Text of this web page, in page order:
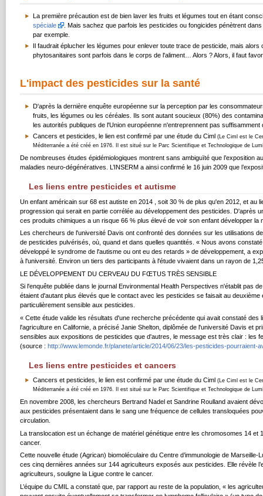
La première précaution est de bien laver les fruits et légumes tout en étant
spéciale
. Mais sachez que parfois les pesticides ou fongicides pénètrent
par exemple.
Il faudrait éplucher les légumes pour enlever toute trace de pesticide, mais
phytosanitaires sont parfois dans le corps de l'aliment… Alors ? Alors, il faut
L'impact des pesticides sur la santé
D'après la dernière enquête européenne sur la perception par les
fruits, les légumes ou les céréales. Ils sont autant soucieux (80%) des
les autorités publiques de l'Union européenne n'entreprennent pas
Cancers et pesticides, le lien est confirmé par une étude du Ciml (Le Ciml est le
Méditerranée a été créé en 1976. Il est situé sur le Parc Scientifique et Technologique de
De nombreuses études épidémiologiques montrent sans ambiguïté que
maladies neuro-dégénératives. L’INSERM a ainsi confirmé le 16 juin 2009 que
Les liens entre pesticides et autisme
Un enfant américain sur 68 est autiste en 2014 , soit 30 % de plus qu'en 2012, et
progression qui serait en partie corrélée au développement des pesticides. D'après
ces produits chimiques a un risque 66 % plus élevé de voir son enfant développer la
Les chercheurs de l'université Davis ont confronté des données sur les utilisations
de pesticides pulvérisés, où, quand et dans quelles quantités. « Nous avons
développé le syndrome de l'autisme ou ont eu des retards » de développement, a
à l'université. Environ un tiers des participants à l'étude vivaient dans un rayon de
LE DÉVELOPPEMENT DU CERVEAU DU FŒTUS TRÈS SENSIBLE
Si l'enquête publiée dans le journal Environmental Health Perspectives n'établit pas
étaient d'autant plus élevés que le contact avec les pesticides se faisait au
particulièrement sensible aux pesticides.
« Cette étude valide les résultats d'une recherche précédente qui avait constaté
l'agriculture en Californie, a précisé Janie Shelton, diplômée de l'université Davis et
sensibles aux expositions de pesticides que d'autres, le message est très clair : les
(source : http://www.lemonde.fr/planete/article/2014/06/23/les-pesticides-
Les liens entre pesticides et cancers
Cancers et pesticides, le lien est confirmé par une étude du Ciml (Le Ciml est le
Méditerranée a été créé en 1976. Il est situé sur le Parc Scientifique et Technologique de
En novembre 2008, les chercheurs Bertrand Nadel et Sandrine Roulland avaient
aux pesticides présentaient dans le sang une fréquence de cellules transloquées
circulation.
La translocation est un échange de matériel génétique entre les chromosomes 14
cancer.
Cette nouvelle étude (Agrican) biomoléculaire du Centre d’immunologie de
ces cinq dernières années sur 144 agriculteurs exposés aux pesticides. Elle révèle
agriculteurs, souligne la Ligue contre le cancer.
L’équipe du CMIL a constaté que, par rapport au reste de la population, « les